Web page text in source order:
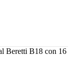
Beretti B18 con 16